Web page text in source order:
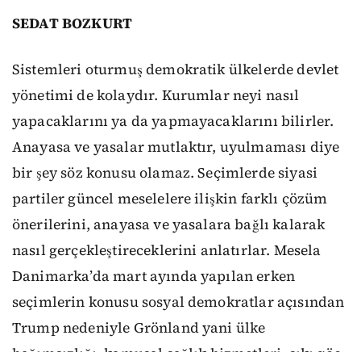
SEDAT BOZKURT
Sistemleri oturmuş demokratik ülkelerde devlet
yönetimi de kolaydır. Kurumlar neyi nasıl
yapacaklarını ya da yapmayacaklarını bilirler.
Anayasa ve yasalar mutlaktır, uyulmaması diye
bir şey söz konusu olamaz. Seçimlerde siyasi
partiler güncel meselelere ilişkin farklı çözüm
önerilerini, anayasa ve yasalara bağlı kalarak
nasıl gerçekleştireceklerini anlatırlar. Mesela
Danimarka’da mart ayında yapılan erken
seçimlerin konusu sosyal demokratlar açısından
Trump nedeniyle Grönland yani ülke